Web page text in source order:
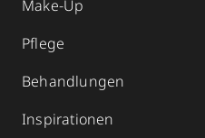
Make-Up
Pflege
Behandlungen
Inspirationen